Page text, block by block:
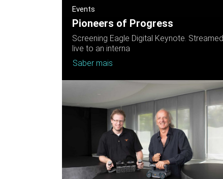
Events
Pioneers of Progress
Screening Eagle Digital Keynote. Streamed
live to an interna
Saber mais